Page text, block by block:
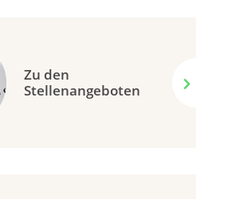
Zu den
Stellenangeboten